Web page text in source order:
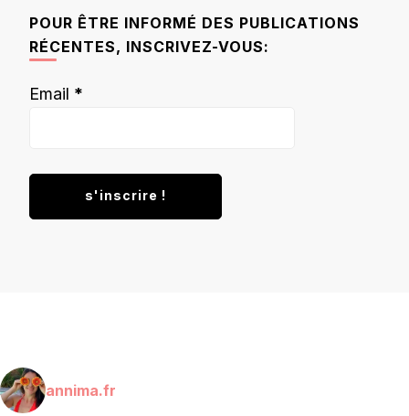
POUR ÊTRE INFORMÉ DES PUBLICATIONS
RÉCENTES, INSCRIVEZ-VOUS:
Email *
annima.fr